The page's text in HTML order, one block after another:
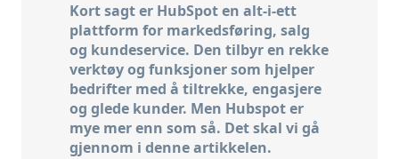
Kort sagt er HubSpot en alt-i-ett
plattform for markedsføring, salg
og kundeservice. Den tilbyr en rekke
verktøy og funksjoner som hjelper
bedrifter med å tiltrekke, engasjere
og glede kunder. Men Hubspot er
mye mer enn som så. Det skal vi gå
gjennom i denne artikkelen.